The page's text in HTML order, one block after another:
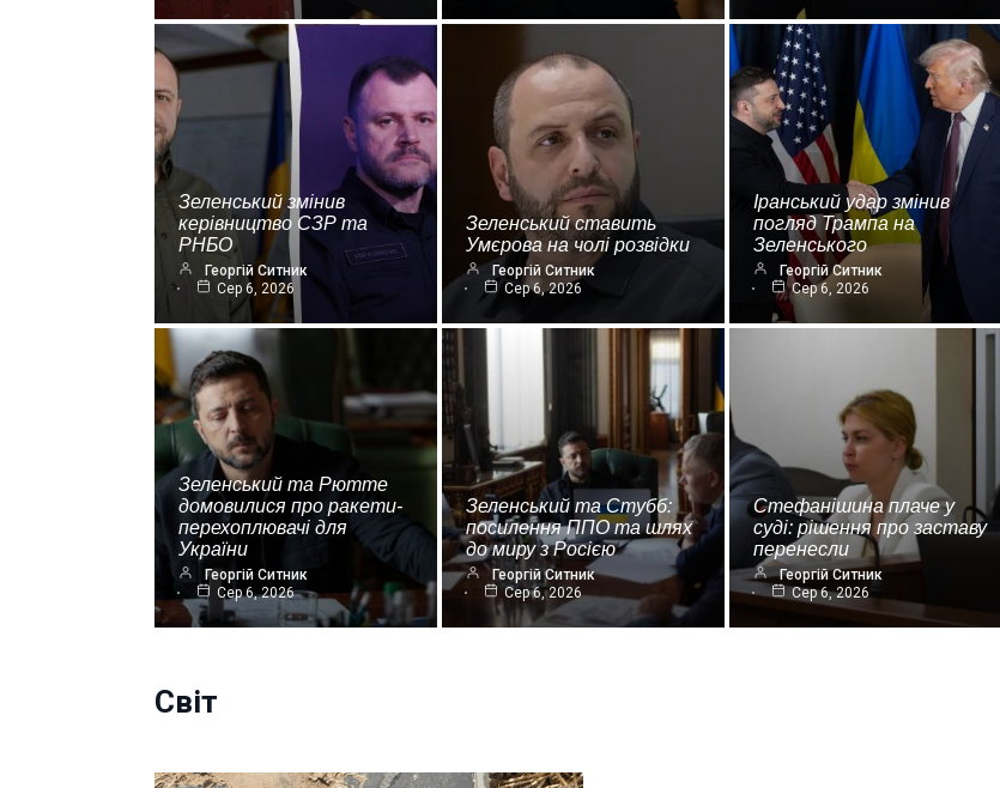
Зеленський змінив
керівництво СЗР та
РНБО
Георгій Ситник
Сер 6, 2026
Зеленський ставить
Умєрова на чолі розвідки
Георгій Ситник
Сер 6, 2026
Іранський удар змінив
погляд Трампа на
Зеленського
Георгій Ситник
Сер 6, 2026
Зеленський та Рютте
домовилися про ракети-
перехоплювачі для
України
Георгій Ситник
Сер 6, 2026
Зеленський та Стубб:
посилення ППО та шлях
до миру з Росією
Георгій Ситник
Сер 6, 2026
Стефанішина плаче у
суді: рішення про заставу
перенесли
Георгій Ситник
Сер 6, 2026
Світ